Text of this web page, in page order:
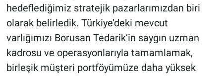
hedeflediğimiz stratejik pazarlarımızdan biri
olarak belirledik. Türkiye’deki mevcut
varlığımızı Borusan Tedarik’in saygın uzman
kadrosu ve operasyonlarıyla tamamlamak,
birleşik müşteri portföyümüze daha yüksek